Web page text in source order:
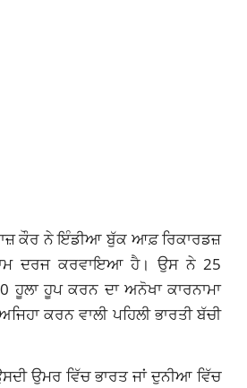
ਕੌਰ ਨੇ ਇੰਡੀਆ ਬੁੱਕ ਆਫ਼ ਰਿਕਾਰਡਜ਼
ਦਰਜ ਕਰਵਾਇਆ ਹੈ। ਉਸ ਨੇ 25
ਹੂਲਾ ਹੂਪ ਕਰਨ ਦਾ ਅਨੋਖਾ ਕਾਰਨਾਮਾ
ਕਰਨ ਵਾਲੀ ਪਹਿਲੀ ਭਾਰਤੀ ਬੱਚੀ
ਉਮਰ ਵਿੱਚ ਭਾਰਤ ਜਾਂ ਦੁਨੀਆ ਵਿੱਚ